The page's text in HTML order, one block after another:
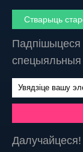
Стварыць
Падпішыцеся
спецыяльныя
Далучайцеся!